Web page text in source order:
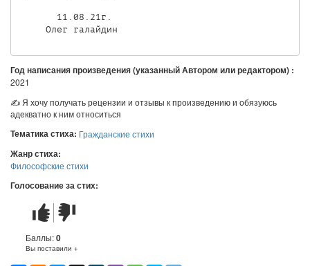
       11.08.21г.
     Олег галайдин
Год написания произведения (указанный Автором или редактором) :
2021
✍ Я хочу получать рецензии и отзывы к произведению и обязуюсь
адекватно к ним относиться
Тематика стиха: Гражданские стихи
Жанр стиха:
Философские стихи
Голосование за стих:
Стих
понравился
Стих
не
понравился
Баллы:0
Вы поставили +